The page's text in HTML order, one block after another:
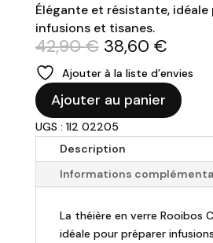
Élégante et résistante,
infusions et tisanes.
42,90€ Le
prix
initial
était :
42,90 €.
38,60 €Le
prix
actuel
est :
38,60
Ajouter à la liste d’envies
quantité
de
CRISTEL
Théière
Rooibos
Ajouter au panier
UGS : 1I2 02205
Description
Informations
La théière en verre Rooibos
idéale pour préparer